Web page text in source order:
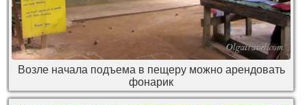
Возле начала подъема в пещеру можно арендовать
фонарик